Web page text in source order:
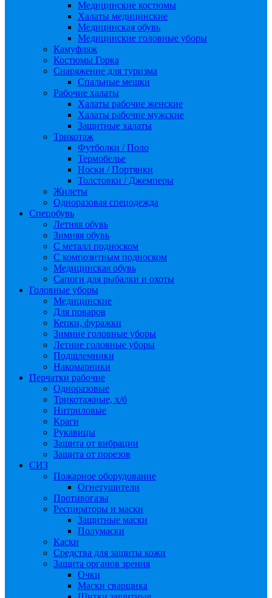
Медицинские костюмы
Халаты медицинские
Медицинская обувь
Медицинские головные уборы
Камуфляж
Костюмы Горка
Снаряжение для туризма
Спальные мешки
Рабочие халаты
Халаты рабочие женские
Халаты рабочие мужские
Защитные халаты
Трикотаж
Футболки / Поло
Термобелье
Носки / Портянки
Толстовки / Джемперы
Жилеты
Одноразовая спецодежда
Спецобувь
Летняя обувь
Зимняя обувь
С металл подноском
С композитным подноском
Медицинская обувь
Сапоги для рыбалки и охоты
Головные уборы
Медицинские
Для поваров
Кепки, фуражки
Зимние головные уборы
Летние головные уборы
Подшлемники
Накомарники
Перчатки рабочие
Одноразовые
Трикотажные, х/б
Нитриловые
Краги
Рукавицы
Защита от вибрации
Защита от порезов
СИЗ
Пожарное оборудование
Огнетушители
Противогазы
Респираторы и маски
Защитные маски
Полумаски
Каски
Средства для защиты кожи
Защита органов зрения
Очки
Маски сварщика